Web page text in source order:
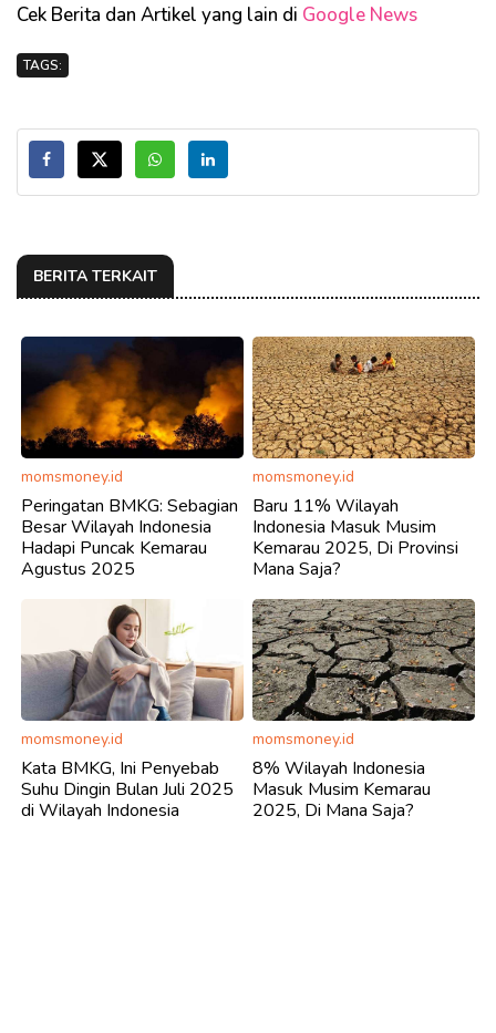
Cek Berita dan Artikel yang lain di Google News
TAGS:
BERITA TERKAIT
momsmoney.id
Peringatan BMKG: Sebagian
Besar Wilayah Indonesia
Hadapi Puncak Kemarau
Agustus 2025
momsmoney.id
Baru 11% Wilayah
Indonesia Masuk Musim
Kemarau 2025, Di Provinsi
Mana Saja?
momsmoney.id
Kata BMKG, Ini Penyebab
Suhu Dingin Bulan Juli 2025
di Wilayah Indonesia
momsmoney.id
8% Wilayah Indonesia
Masuk Musim Kemarau
2025, Di Mana Saja?